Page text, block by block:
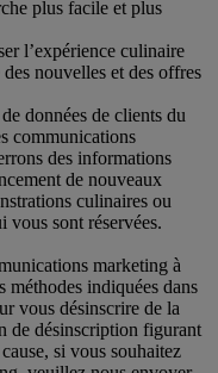
plus facile et plus
l’expérience culinaire
nouvelles et des offres
données de clients du
communications
des informations
de nouveaux
culinaires ou
vous sont réservées.
marketing à
méthodes indiquées dans
vous désinscrire de la
de désinscription figurant
si vous souhaitez